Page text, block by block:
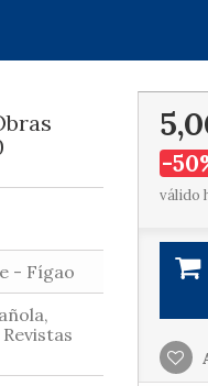
- Fígao
-
válido